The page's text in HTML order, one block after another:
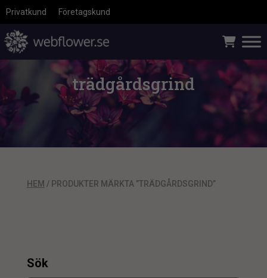
Privatkund Företagskund
trädgårdsgrind
HEM / PRODUKTER MÄRKTA ”TRÄDGÅRDSGRIND”
Sök